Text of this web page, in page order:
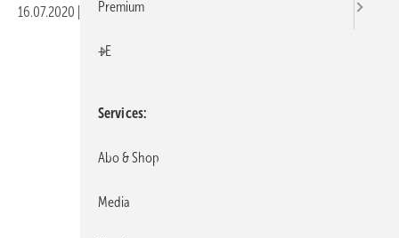
16.07.2020 Druckvorschau
Premium
+E
Services
Abo & Shop
Media